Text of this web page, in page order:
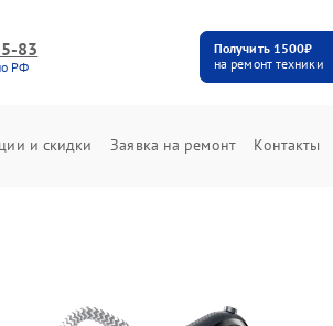
83
РФ
Получить 1500₽
на ремонт техники
и скидки Заявка на ремонт Контакты